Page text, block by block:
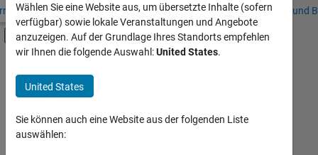
– Übersicht Stellensuche Niederlassungen Studierende und
Umschaltung für Off-Canvas-
Hauptinhalt
Information Technology
Commercial Sales
Customer Support
Inside Sales
+6
Wählen Sie eine Website aus, um übersetzte Inhalte (sofern
verfügbar) sowie lokale Veranstaltungen und Angebote
anzuzeigen. Auf der Grundlage Ihres Standorts empfehlen
wir Ihnen die folgende Auswahl:United States.
United States
Sie können auch eine Website aus der folgenden Liste
auswählen: